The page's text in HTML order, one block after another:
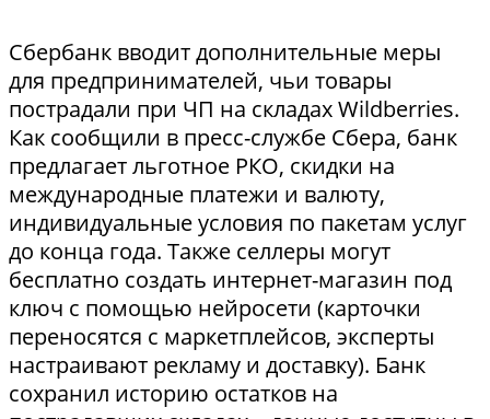
Сбербанк вводит дополнительные меры
для предпринимателей, чьи товары
пострадали при ЧП на складах Wildberries.
Как сообщили в пресс-службе Сбера, банк
предлагает льготное РКО, скидки на
международные платежи и валюту,
индивидуальные условия по пакетам услуг
до конца года. Также селлеры могут
бесплатно создать интернет-магазин под
ключ с помощью нейросети (карточки
переносятся с маркетплейсов, эксперты
настраивают рекламу и доставку). Банк
сохранил историю остатков на